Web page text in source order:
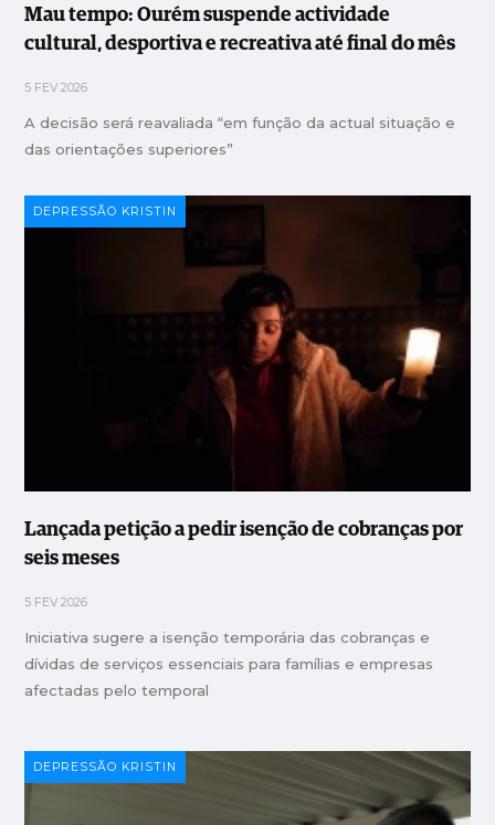
Mau tempo: Ourém suspende actividade
cultural, desportiva e recreativa até final do mês
5 FEV 2026
A decisão será reavaliada “em função da actual situação e
das orientações superiores”
DEPRESSÃO KRISTIN
Lançada petição a pedir isenção de cobranças por
seis meses
5 FEV 2026
Iniciativa sugere a isenção temporária das cobranças e
dívidas de serviços essenciais para famílias e empresas
afectadas pelo temporal
DEPRESSÃO KRISTIN